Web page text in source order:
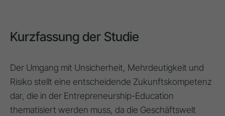
Kurzfassung der Studie
Der Umgang mit Unsicherheit, Mehrdeutigkeit und
Risiko stellt eine entscheidende Zukunftskompetenz
dar, die in der Entrepreneurship-Education
thematisiert werden muss, da die Geschäftswelt